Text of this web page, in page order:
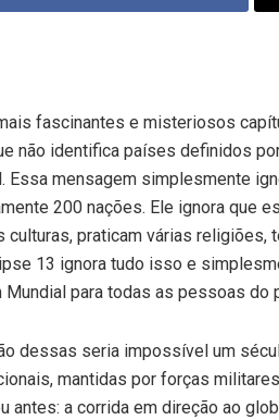
fascinantes e misteriosos
não identifica países definidos
Essa mensagem simplesmente
200 nações. Ele ignora que
praticam várias
13 ignora tudo isso e
para todas as pessoas do
dessas seria impossível um
mantidas por forças
antes: a corrida em direção ao